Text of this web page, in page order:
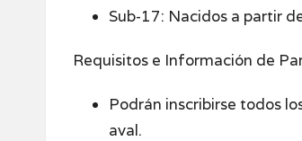
Sub-17: Nacidos a partir
Requisitos e Información de
Podrán inscribirse todos
aval.